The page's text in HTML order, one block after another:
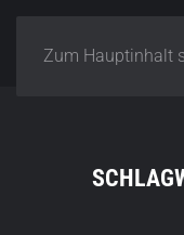
Zum Hauptinhalt